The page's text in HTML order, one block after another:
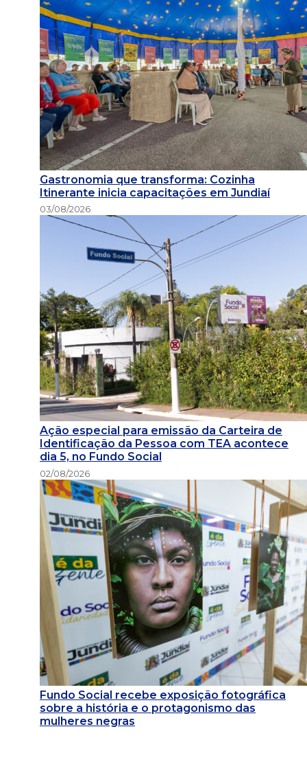
Gastronomia que transforma: Cozinha
Itinerante inicia capacitações em Jundiaí
03/08/2026
Ação especial para emissão da Carteira de
Identificação da Pessoa com TEA acontece
dia 5, no Fundo Social
02/08/2026
Fundo Social recebe exposição fotográfica
sobre a história e o protagonismo das
mulheres negras